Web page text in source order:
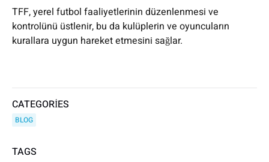
TFF, yerel futbol faaliyetlerinin düzenlenmesi ve
kontrolünü üstlenir, bu da kulüplerin ve oyuncuların
kurallara uygun hareket etmesini sağlar.
CATEGORIES
BLOG
TAGS